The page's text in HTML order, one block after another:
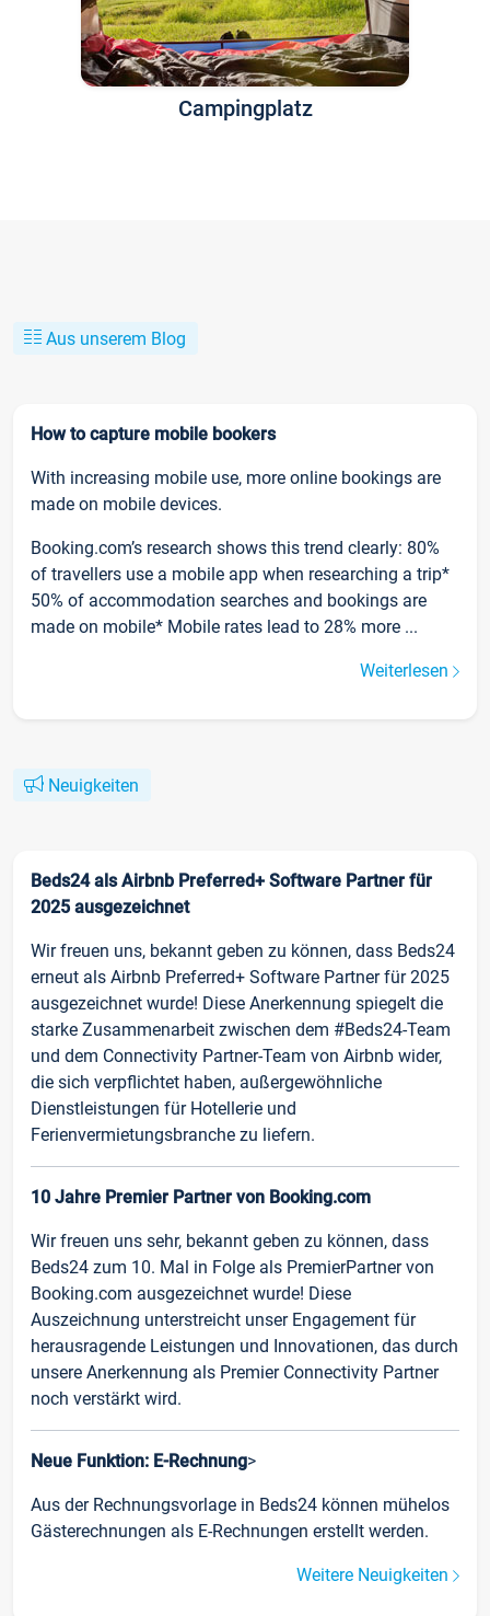
Campingplatz
Aus unserem Blog
How to capture mobile bookers
With increasing mobile use, more online bookings are
made on mobile devices.
Booking.com’s research shows this trend clearly: 80%
of travellers use a mobile app when researching a trip*
50% of accommodation searches and bookings are
made on mobile* Mobile rates lead to 28% more ...
Weiterlesen
Neuigkeiten
Beds24 als Airbnb Preferred+ Software Partner für
2025 ausgezeichnet
Wir freuen uns, bekannt geben zu können, dass Beds24
erneut als Airbnb Preferred+ Software Partner für 2025
ausgezeichnet wurde! Diese Anerkennung spiegelt die
starke Zusammenarbeit zwischen dem #Beds24-Team
und dem Connectivity Partner-Team von Airbnb wider,
die sich verpflichtet haben, außergewöhnliche
Dienstleistungen für Hotellerie und
Ferienvermietungsbranche zu liefern.
10 Jahre Premier Partner von Booking.com
Wir freuen uns sehr, bekannt geben zu können, dass
Beds24 zum 10. Mal in Folge als PremierPartner von
Booking.com ausgezeichnet wurde! Diese
Auszeichnung unterstreicht unser Engagement für
herausragende Leistungen und Innovationen, das durch
unsere Anerkennung als Premier Connectivity Partner
noch verstärkt wird.
Neue Funktion: E-Rechnung>
Aus der Rechnungsvorlage in Beds24 können mühelos
Gästerechnungen als E-Rechnungen erstellt werden.
Weitere Neuigkeiten